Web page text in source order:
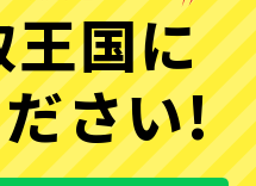
国に
さい!